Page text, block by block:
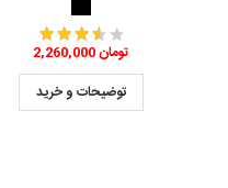
2,260,000 تومان
توضیحات و خرید